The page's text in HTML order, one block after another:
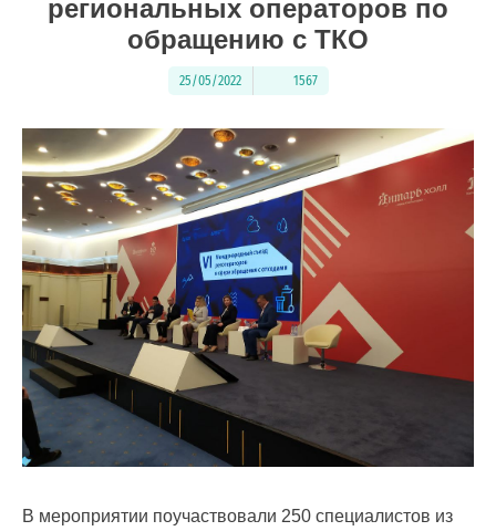
вывоза
28-14
По
вопросам
заключения
договоров
и
оплаты
за
услугу
обращению
региональных операторов по
обращению с ТКО
25/05/2022 1567
В мероприятии поучаствовали 250 специалистов из